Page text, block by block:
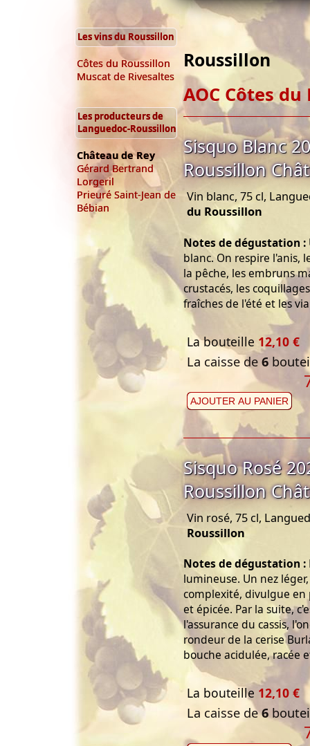
Les vins du Roussillon
Côtes du Roussillon
Muscat de Rivesaltes
Les producteurs de
Languedoc-Roussillon
Château de Rey
Gérard Bertrand
Lorgeril
Prieuré Saint-Jean de
Bébian
Roussillon
AOC Côtes
Sisquo Blanc
Roussillon
Vin blanc, 75 cl,
du Roussillon
Notes de dégustation :
blanc. On respire l'anis,
la pêche, les embruns
crustacés, les
fraîches de l'été et les
La bouteille 12,10 €
La caisse de 6
AJOUTER AU PANIER
Sisquo Rosé
Roussillon
Vin rosé, 75 cl,
Roussillon
Notes de dégustation :
lumineuse. Un nez
complexité, divulgue
et épicée. Par la suite,
l'assurance du cassis,
rondeur de la cerise
bouche acidulée, racée
La bouteille 12,10 €
La caisse de6